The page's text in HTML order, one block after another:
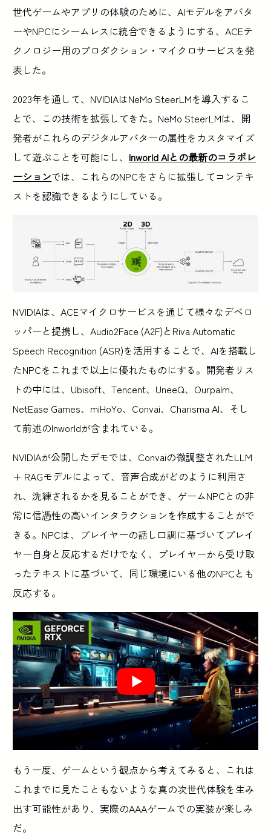
世代ゲームやアプリの体験のために、AIモデルをアバタ
ーやNPCにシームレスに統合できるようにする、ACEテ
クノロジー用のプロダクション・マイクロサービスを発
表した。
2023年を通して、NVIDIAはNeMo SteerLMを導入するこ
とで、この技術を拡張してきた。NeMo SteerLMは、開
発者がこれらのデジタルアバターの属性をカスタマイズ
して遊ぶことを可能にし、 Inworld AIとの最新のコラボレ
ーションでは、これらのNPCをさらに拡張してコンテキ
ストを認識できるようにしている。
NVIDIAは、ACEマイクロサービスを通じて様々なデベロ
ッパーと提携し、Audio2Face (A2F)とRiva Automatic
Speech Recognition (ASR)を活用することで、AIを搭載し
たNPCをこれまで以上に優れたものにする。開発者リス
トの中には、Ubisoft、Tencent、UneeQ、Ourpalm、
NetEase Games、miHoYo、Convai、Charisma AI、そし
て前述のInworldが含まれている。
NVIDIAが公開したデモでは、Convaiの微調整されたLLM
+ RAGモデルによって、音声合成がどのように利用さ
れ、洗練されるかを見ることができ、ゲームNPCとの非
常に信憑性の高いインタラクションを作成することがで
きる。NPCは、プレイヤーの話し口調に基づいてプレイ
ヤー自身と反応するだけでなく、プレイヤーから受け取
ったテキストに基づいて、同じ環境にいる他のNPCとも
反応する。
もう一度、ゲームという観点から考えてみると、これは
これまでに見たこともないような真の次世代体験を生み
出す可能性があり、実際のAAAゲームでの実装が楽しみ
だ。